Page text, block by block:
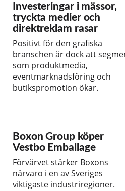
Investeringar i mässor,
tryckta medier och
direktreklam rasar
Positivt för den grafiska
branschen är dock att
som produktmedia,
eventmarknadsföring och
butikspromotion ökar.
Boxon Group köper
Vestbo Emballage
Förvärvet stärker Boxons
närvaro i en av Sveriges
viktigaste industriregioner.